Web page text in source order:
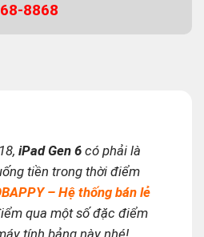
8868
iPad Gen 6 có phải là
tiền trong thời điểm
– Hệ thống bán lẻ
qua một số đặc điểm